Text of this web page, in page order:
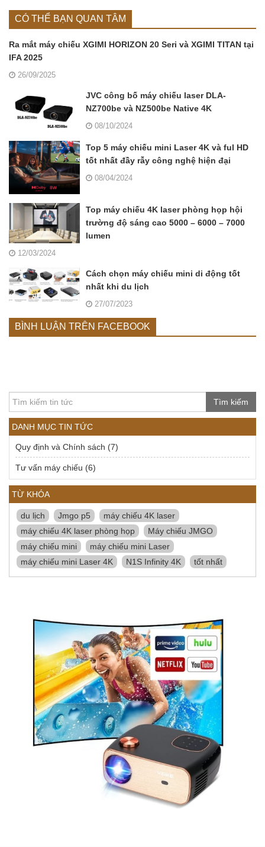
CÓ THỂ BẠN QUAN TÂM
Ra mắt máy chiếu XGIMI HORIZON 20 Seri và XGIMI TITAN tại
IFA 2025
26/09/2025
JVC công bố máy chiếu laser DLA-
NZ700be và NZ500be Native 4K
08/10/2024
Top 5 máy chiếu mini Laser 4K và ful HD
tốt nhất đầy rẫy công nghệ hiện đại
08/04/2024
Top máy chiếu 4K laser phòng họp hội
trường độ sáng cao 5000 – 6000 – 7000
lumen
12/03/2024
Cách chọn máy chiếu mini di động tốt
nhất khi du lịch
27/07/2023
BÌNH LUẬN TRÊN FACEBOOK
Tìm kiếm
DANH MỤC TIN TỨC
Quy định và Chính sách (7)
Tư vấn máy chiếu (6)
TỪ KHÓA
du lịch Jmgo p5
máy chiếu 4K laser
máy chiếu 4K laser phòng họp
Máy chiếu JMGO
máy chiếu mini
máy chiếu mini Laser
máy chiếu mini Laser 4K
N1S Infinity 4K tốt nhất